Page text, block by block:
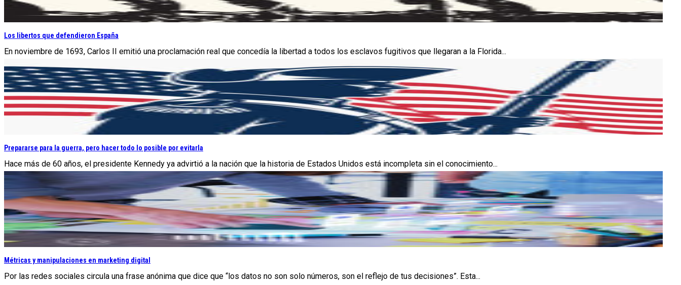
Los libertos que defendieron España
En noviembre de 1693, Carlos II emitió una proclamación real que concedía la libertad a todos los esclavos fugitivos que llegaran a la Florida...
Prepararse para la guerra, pero hacer todo lo posible por evitarla
Hace más de 60 años, el presidente Kennedy ya advirtió a la nación que la historia de Estados Unidos está incompleta sin el conocimiento...
Métricas y manipulaciones en marketing digital
Por las redes sociales circula una frase anónima que dice que “los datos no son solo números, son el reflejo de tus decisiones”. Esta...